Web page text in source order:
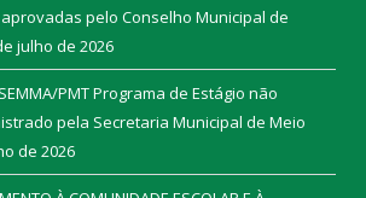
pelo Conselho Municipal de
julho de 2026
PMT Programa de Estágio não
pela Secretaria Municipal de Meio
de 2026